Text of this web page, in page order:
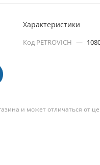
Характеристики
Код PETROVICH —
и может отличаться от